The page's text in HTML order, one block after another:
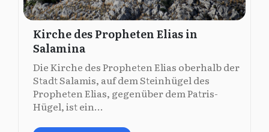
Kirche des Propheten Elias in
Salamina
Die Kirche des Propheten Elias oberhalb der
Stadt Salamis, auf dem Steinhügel des
Propheten Elias, gegenüber dem Patris-
Hügel, ist ein...